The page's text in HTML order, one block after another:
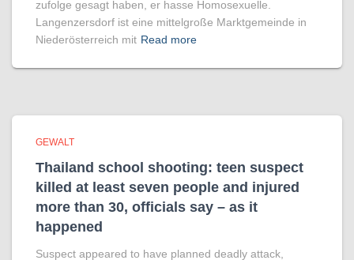
zufolge gesagt haben, er hasse Homosexuelle.
Langenzersdorf ist eine mittelgroße Marktgemeinde in
Niederösterreich mit Read more
GEWALT
Thailand school shooting: teen suspect
killed at least seven people and injured
more than 30, officials say – as it
happened
Suspect appeared to have planned deadly attack,